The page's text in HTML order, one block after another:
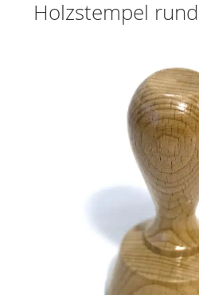
Holzstempel